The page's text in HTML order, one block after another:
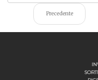
Precedente